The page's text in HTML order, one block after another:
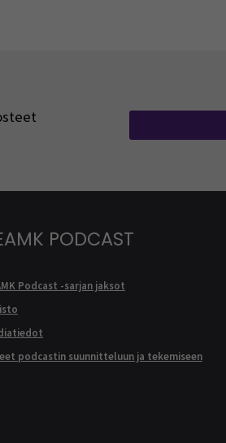
PODCAST
Podcast -sarjan jaksot
podcastin suunnitteluun ja tekemiseen